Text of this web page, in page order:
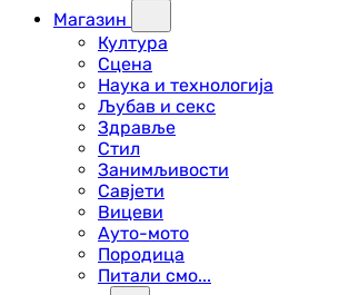
Магазин
Култура
Сцена
Наука и технологија
Љубав и секс
Здравље
Стил
Занимљивости
Савјети
Вицеви
Ауто-мото
Породица
Питали смо...